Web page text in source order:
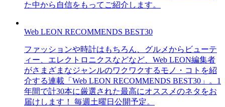
た中から自信をもってご紹介します。
Web LEON RECOMMENDS BEST30
ファッションや時計はもちろん、グルメからビューテ
ィー、エレクトロニクスなどなど、Web LEON編集者
がさまざまなジャンルのワクワクするモノ・コトを紹
介する連載「Web LEON RECOMMENDS BEST30」。1
年間で計30本に厳選された最高にオススメのネタをお
届けします！ 毎週土曜日公開予定。